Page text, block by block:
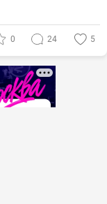
0 24 5